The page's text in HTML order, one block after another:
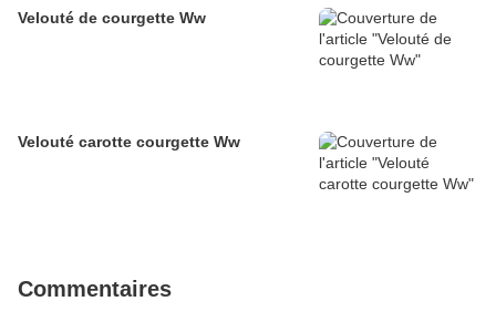
Velouté de courgette Ww
Velouté carotte courgette Ww
Commentaires